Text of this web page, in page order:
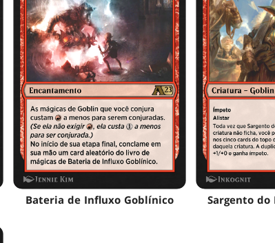
Bateria de Influxo Goblínico Sargento